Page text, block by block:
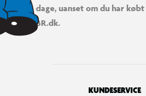
dage, uanset om du har
BR.dk.
KUNDESERVICE